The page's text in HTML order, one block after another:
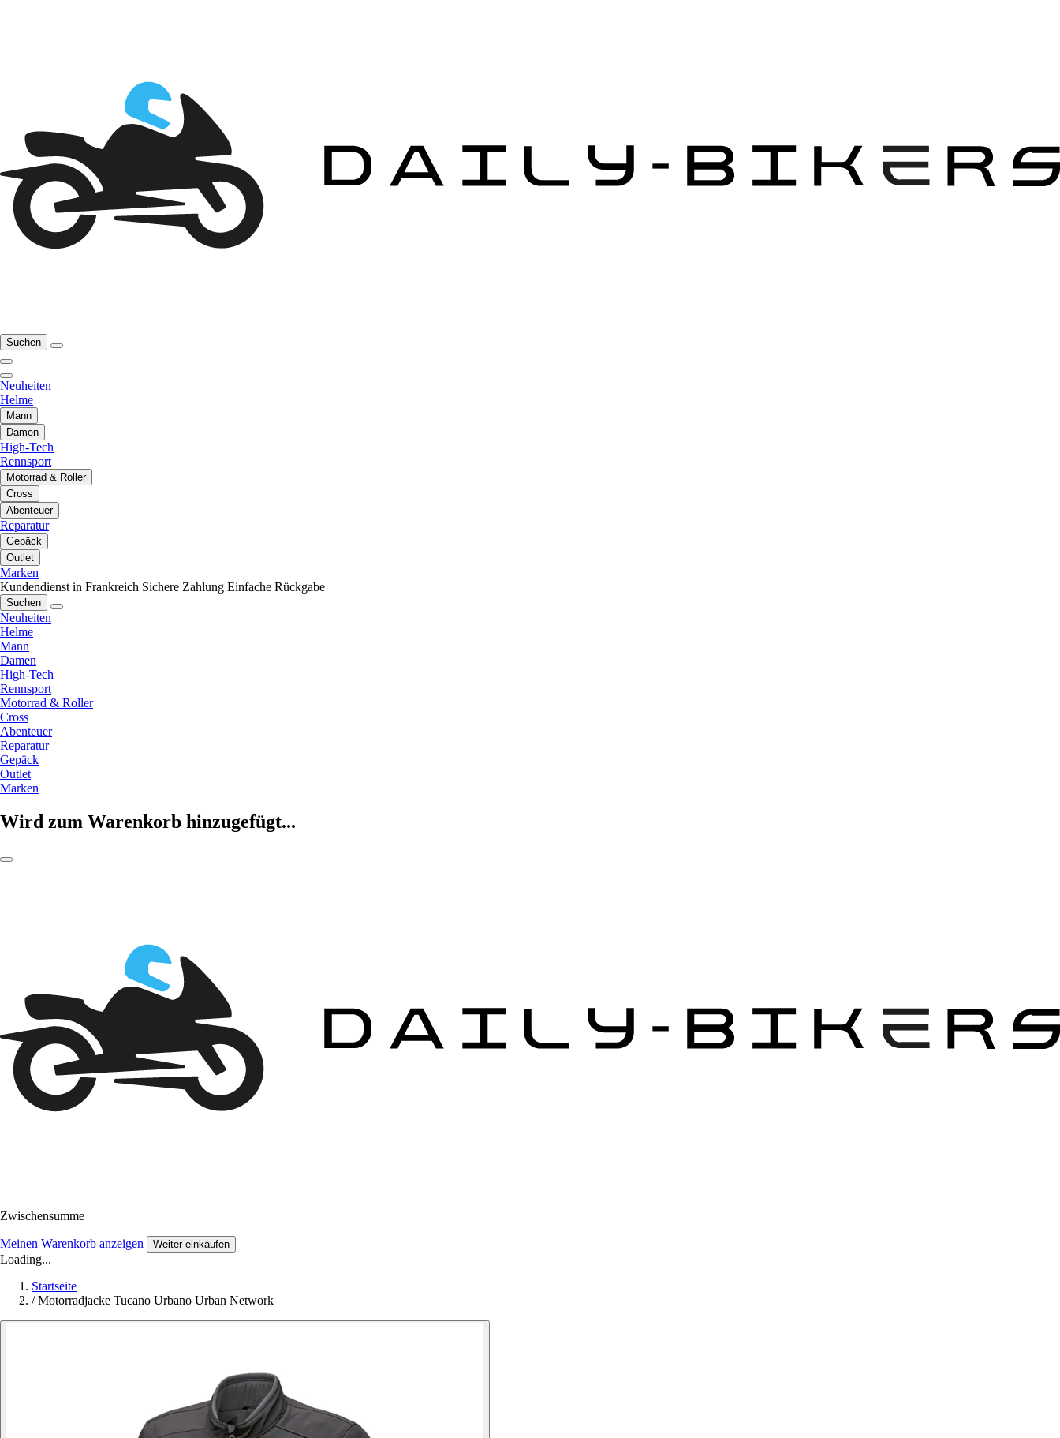
Suchen
Neuheiten
Helme
Mann
Damen
High-Tech
Rennsport
Motorrad & Roller
Cross
Abenteuer
Reparatur
Gepäck
Outlet
Marken
Kundendienst in Frankreich Sichere Zahlung Einfache Rückgabe
Suchen
Neuheiten
Helme
Mann
Damen
High-Tech
Rennsport
Motorrad & Roller
Cross
Abenteuer
Reparatur
Gepäck
Outlet
Marken
Wird zum Warenkorb hinzugefügt...
Zwischensumme
Meinen Warenkorb anzeigen Weiter einkaufen
Loading...
Startseite
/ Motorradjacke Tucano Urbano Urban Network